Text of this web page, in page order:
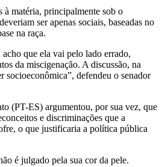
à matéria, principalmente sob o
ser apenas sociais, baseadas no
na raça.
acho que ela vai pelo lado errado,
da miscigenação. A discussão, na
socioeconômica”, defendeu o senador
(PT-ES) argumentou, por sua vez, que
e discriminações que a
o que justificaria a política pública
é julgado pela sua cor da pele.